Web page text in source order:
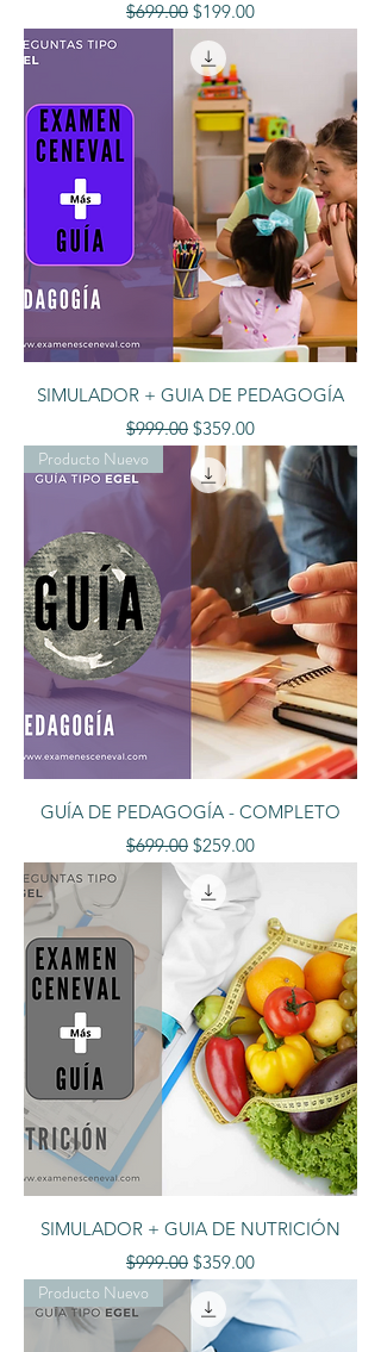
Precio
$699.00 Precio de oferta
$199.00
SIMULADOR + GUIA DE PEDAGOGÍA
Precio
$999.00 Precio de oferta
$359.00
Producto Nuevo
GUÍA DE PEDAGOGÍA - COMPLETO
Precio
$699.00 Precio de oferta
$259.00
SIMULADOR + GUIA DE NUTRICIÓN
Precio
$999.00 Precio de oferta
$359.00
Producto Nuevo